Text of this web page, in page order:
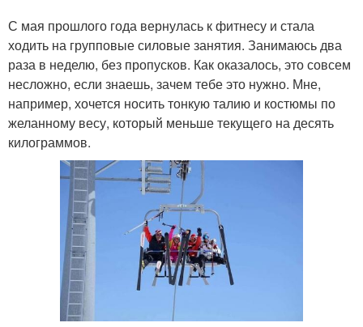
С мая прошлого года вернулась к фитнесу и стала
ходить на групповые силовые занятия. Занимаюсь два
раза в неделю, без пропусков. Как оказалось, это совсем
несложно, если знаешь, зачем тебе это нужно. Мне,
например, хочется носить тонкую талию и костюмы по
желанному весу, который меньше текущего на десять
килограммов.